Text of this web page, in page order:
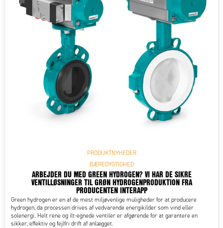
PRODUKTNYHEDER
BÆREDYGTIGHED
ARBEJDER DU MED GREEN HYDROGEN? VI HAR DE SIKRE
VENTILLØSNINGER TIL GRØN HYDROGENPRODUKTION FRA
PRODUCENTEN INTERAPP
Green hydrogen er en af de mest miljøvenlige muligheder for at producere
hydrogen, da processen drives af vedvarende energikilder som vind eller
solenergi. Helt rene og ilt-egnede ventiler er afgørende for at garantere en
sikker, effektiv og fejlfri drift af anlægget.